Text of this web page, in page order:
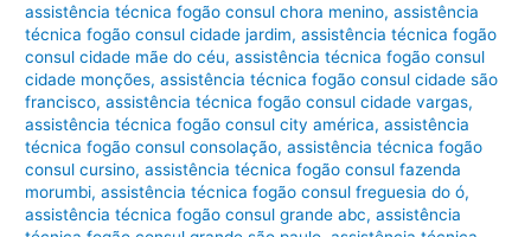
assistência técnica fogão consul chora menino,assistência
técnica fogão consul cidade jardim,assistência técnica fogão
consul cidade mãe do céu,assistência técnica fogão consul
cidade monções,assistência técnica fogão consul cidade são
francisco,assistência técnica fogão consul cidade vargas,
assistência técnica fogão consul city américa,assistência
técnica fogão consul consolação,assistência técnica fogão
consul cursino,assistência técnica fogão consul fazenda
morumbi,assistência técnica fogão consul freguesia do ó,
assistência técnica fogão consul grande abc,assistência